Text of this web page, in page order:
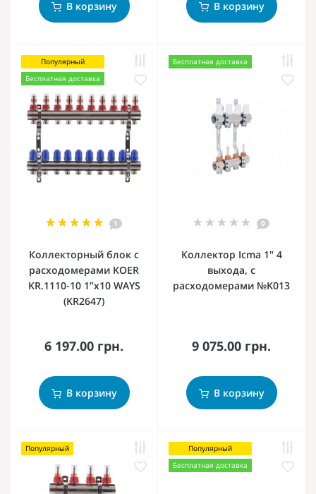
В корзину В корзину
Популярный
Бесплатная доставка
1
Коллекторный блок с
расходомерами KOER
KR.1110-10 1”x10 WAYS
(KR2647)
6 197.00 грн.
В корзину
Бесплатная доставка
0
Коллектор Icma 1" 4
выхода, с
расходомерами №K013
9 075.00 грн.
В корзину
Популярный
Популярный
Бесплатная доставка